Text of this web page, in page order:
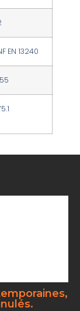
EN 13240